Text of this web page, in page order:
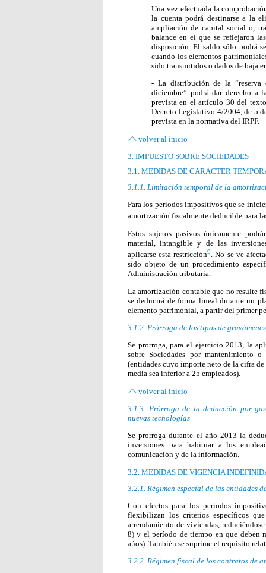
Una vez efectuada la
la cuenta podrá destinarse a la
ampliación de capital social o,
balance en el que se reflejaron
disposición. El saldo sólo podrá
cuando los elementos
sido transmitidos o dados de baja
- La distribución de la
diciembre” podrá dar derecho a
prevista en el artículo 30 del
Decreto Legislativo 4/2004, de 5
prevista en la normativa del IRPF.
volver al inicio
3. IMPUESTO SOBRE SOCIEDADES
3.1. MEDIDAS DE CARÁCTER
3.1.1. Limitación temporal de la
Para los períodos impositivos que se
amortización fiscalmente deducible para
Estos sujetos pasivos únicamente
material, intangible y de las
aplicarse esta restricción9. No se ve
sido objeto de un procedimiento
Administración tributaria.
La amortización contable que no resulte
se deducirá de forma lineal durante un
elemento patrimonial, a partir del primer
3.1.2. Prórroga de los tipos de
Se prorroga, para el ejercicio 2013, la
sobre Sociedades por mantenimiento
(entidades cuyo importe neto de la cifra
media sea inferior a 25 empleados).
volver al inicio
3.1.3. Prórroga de la deducción por
nuevas tecnologías
Se prorroga durante el año 2013 la
inversiones para habituar a los
comunicación y de la información.
3.2. MEDIDAS DE VIGENCIA
3.2.1. Régimen especial de las entidades
Con efectos para los períodos
flexibilizan los criterios específicos
arrendamiento de viviendas,
8) y el período de tiempo en que deben
años). También se suprime el requisito
3.2.2. Régimen fiscal de los contratos de